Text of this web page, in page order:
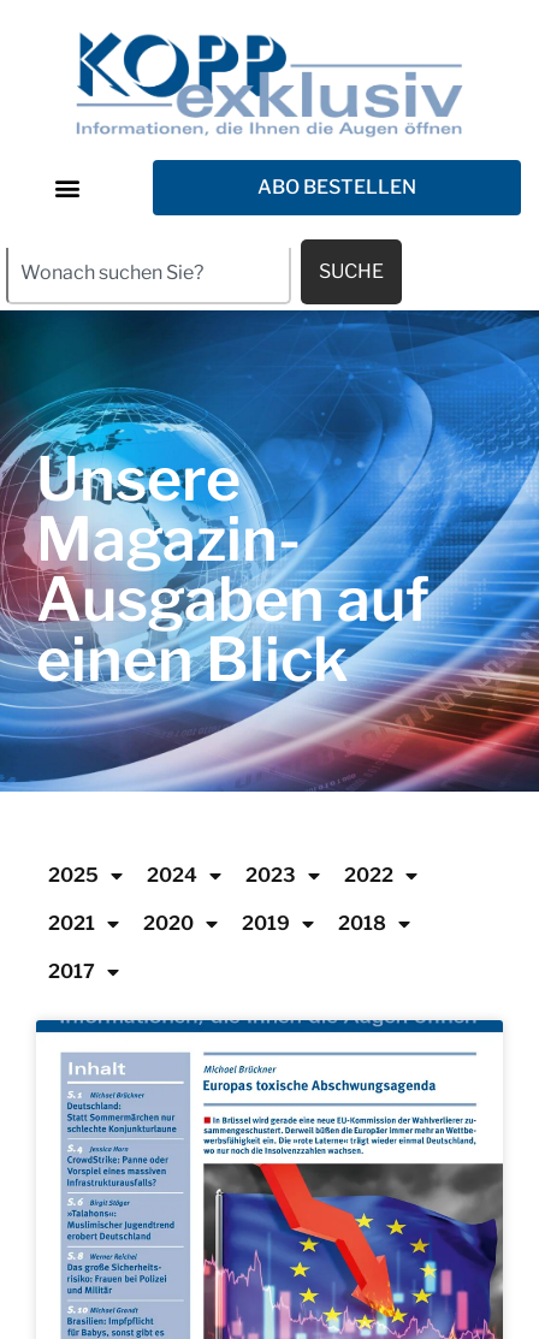
ABO BESTELLEN
SUCHE
Unsere
Magazin-
Ausgaben auf
einen Blick
2025 2024 2023 2022
2021 2020 2019 2018
2017